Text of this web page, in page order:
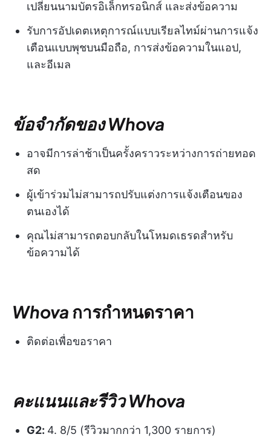
เปลี่ยนนามบัตรอิเล็กทรอนิกส์ และส่งข้อความ
รับการอัปเดตเหตุการณ์แบบเรียลไทม์ผ่านการแจ้ง
เตือนแบบพุชบนมือถือ, การส่งข้อความในแอป,
และอีเมล
ข้อจำกัดของ Whova
อาจมีการล่าช้าเป็นครั้งคราวระหว่างการถ่ายทอด
สด
ผู้เข้าร่วมไม่สามารถปรับแต่งการแจ้งเตือนของ
ตนเองได้
คุณไม่สามารถตอบกลับในโหมดเธรดสำหรับ
ข้อความได้
Whova การกำหนดราคา
ติดต่อเพื่อขอราคา
คะแนนและรีวิว Whova
G2: 4. 8/5 (รีวิวมากกว่า 1,300 รายการ)